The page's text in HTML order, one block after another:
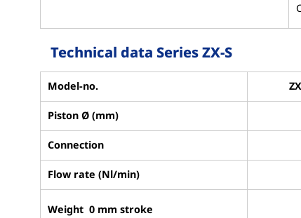
Technical data Series ZX-S
Model-no.
Piston Ø (mm)
Connection
Flow rate (Nl/min)
Weight 0 mm stroke